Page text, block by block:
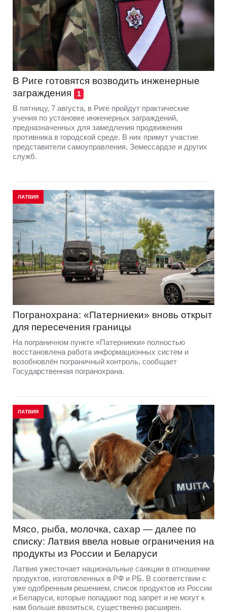
В Риге готовятся возводить инженерные
заграждения
1
В пятницу, 7 августа, в Риге пройдут практические
учения по установке инженерных заграждений,
предназначенных для замедления продвижения
противника в городской среде. В них примут участие
представители самоуправления, Земессардзе и других
служб.
ЛАТВИЯ
Погранохрана: «Патерниеки» вновь открыт
для пересечения границы
На пограничном пункте «Патерниеки» полностью
восстановлена работа информационных систем и
возобновлён пограничный контроль, сообщает
Государственная погранохрана.
ЛАТВИЯ
Мясо, рыба, молочка, сахар — далее по
списку: Латвия ввела новые ограничения на
продукты из России и Беларуси
Латвия ужесточает национальные санкции в отношении
продуктов, изготовленных в РФ и РБ. В соответствии с
уже одобренным решением, список продуктов из России
и Беларуси, которые попадают под запрет и не могут к
нам больше ввозиться, существенно расширен.